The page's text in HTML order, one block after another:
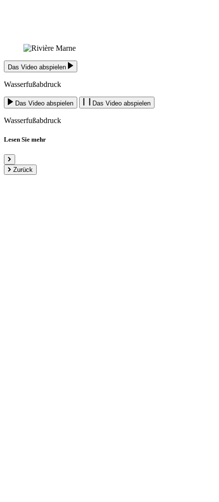
Das Video abspielen
Wasserfußabdruck
Das Video abspielen Das Video abspielen
Wasserfußabdruck
Lesen Sie mehr
Zurück